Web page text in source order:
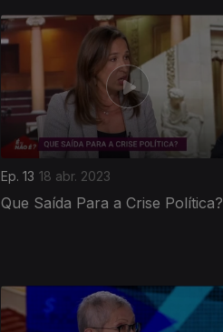
Ep. 13 18 abr. 2023
Que Saída Para a Crise Política?